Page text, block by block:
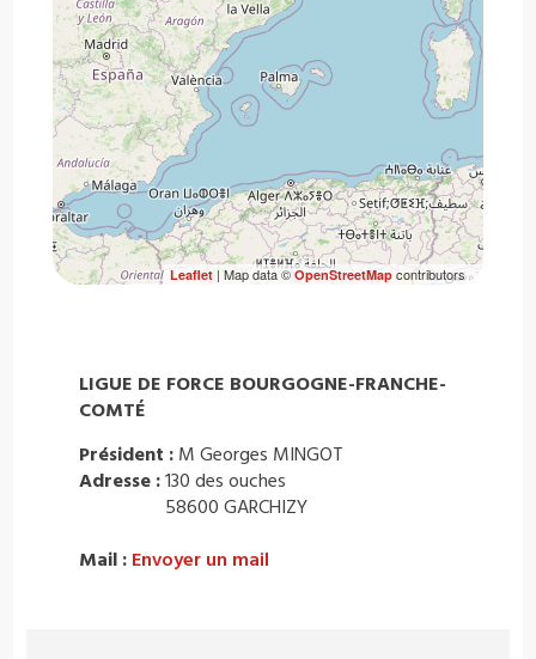
Leaflet| Map data ©OpenStreetMapcontributors
LIGUE DE FORCE BOURGOGNE-FRANCHE-
COMTÉ
Président : M Georges MINGOT
Adresse :130 des ouches
58600 GARCHIZY
Mail : Envoyer un mail